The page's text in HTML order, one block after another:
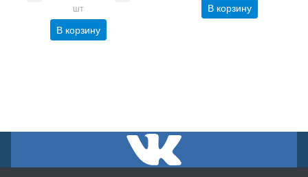
шт
В корзину
В корзину